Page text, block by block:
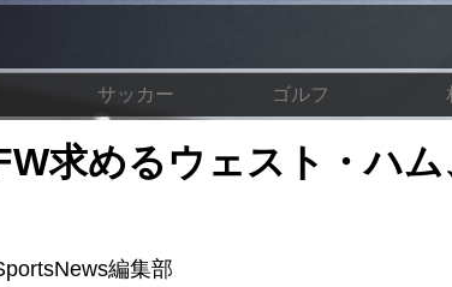
サッカー ゴルフ
求めるウェスト・ハ
編集部